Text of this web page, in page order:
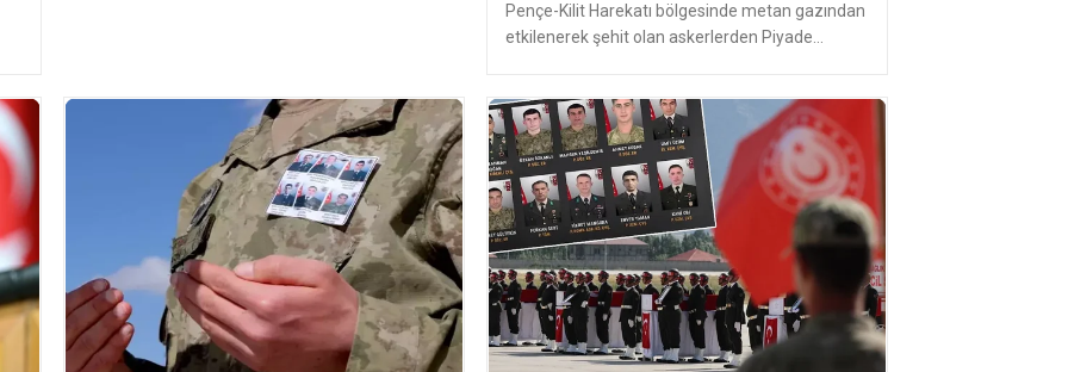
Pençe-Kilit Harekatı bölgesinde metan gazından
etkilenerek şehit olan askerlerden Piyade